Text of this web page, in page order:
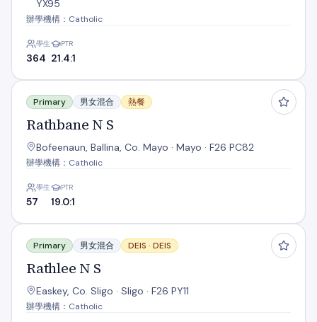
YX95
辦學機構：Catholic
學生
364
PTR
21.4:1
Rathbane N S
Primary 男女混合 熱餐
Rathbane N S
Bofeenaun, Ballina, Co. Mayo · Mayo · F26 PC82
辦學機構：Catholic
學生
57
PTR
19.0:1
Rathlee N S
Primary 男女混合 DEIS · DEIS
Rathlee N S
Easkey, Co. Sligo · Sligo · F26 PY11
辦學機構：Catholic